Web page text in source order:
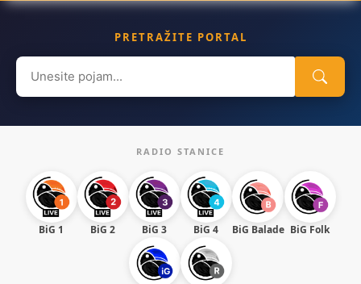
PRETRAŽITE PORTAL
Search
for:
RADIO STANICE
BiG 1 BiG 2 BiG 3 BiG 4 BiG Balade BiG Folk